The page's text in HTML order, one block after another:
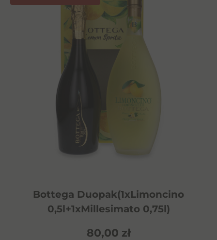
Bottega Duopak(1xLimoncino
0,5l+1xMillesimato 0,75l)
80,00 zł